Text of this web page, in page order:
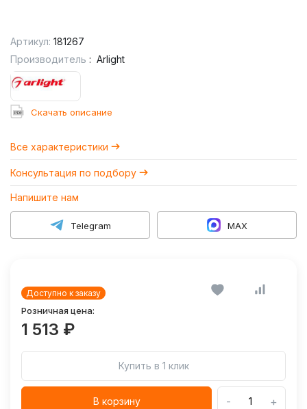
Артикул: 181267
Производитель : Arlight
Cкачать описание
Все характеристики
Консультация по подбору
Напишите нам
Telegram MAX
Доступно к заказу
Розничная цена:
1 513 ₽
Купить в 1 клик
В корзину - +